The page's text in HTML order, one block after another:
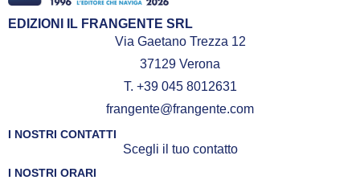
EDIZIONI IL FRANGENTE SRL
Via Gaetano Trezza 12
37129 Verona
T. +39 045 8012631
frangente@frangente.com
I NOSTRI CONTATTI
Scegli il tuo contatto
I NOSTRI ORARI